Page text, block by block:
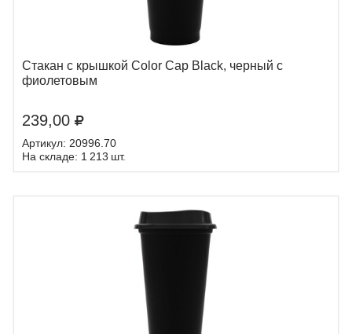
Стакан с крышкой Color Cap Black, черный с
фиолетовым
239,00
Артикул: 20996.70
На складе: 1 213 шт.